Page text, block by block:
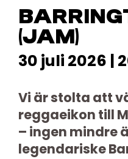
(JAM)
30 juli 2026 |
Vi är stolta att
reggaeikon till
– ingen mindre
legendariske